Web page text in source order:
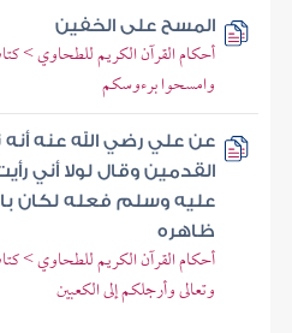
المسح على الخفين
أحكام القرآن الكريم للطحاوي >
وامسحوا برءوسكم
عن علي رضي الله عنه
القدمين وقال لولا أني
عليه وسلم فعله لكان
ظاهره
أحكام القرآن الكريم للطحاوي >
وتعالى وأرجلكم إلى الكعبين